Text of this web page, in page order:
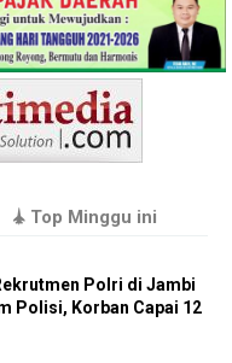
Top Minggu ini
Polri di Jambi
Polisi, Korban Capai 12